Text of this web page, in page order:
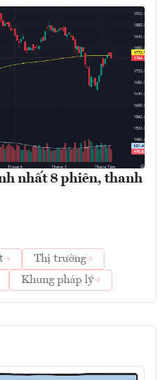
nhất 8 phiên, thanh
Thị trường
Khung pháp lý